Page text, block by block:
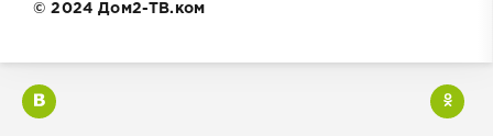
© 2024 Дом2-ТВ.ком